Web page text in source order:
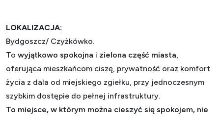
LOKALIZACJA:
Bydgoszcz/ Czyżkówko.
To wyjątkowo spokojna i zielona część miasta
oferująca mieszkańcom ciszę, prywatność oraz komfort
życia z dala od miejskiego zgiełku, przy jednoczesnym
szybkim dostępie do pełnej infrastruktury.
To miejsce, w którym można cieszyć się spokojem, nie